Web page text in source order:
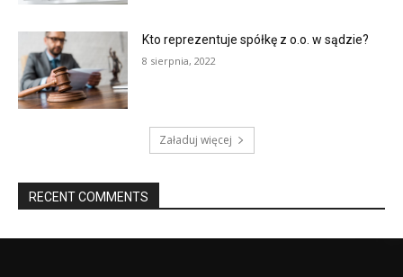
Kto reprezentuje spółkę z o.o. w sądzie?
8 sierpnia, 2022
Załaduj więcej
RECENT COMMENTS